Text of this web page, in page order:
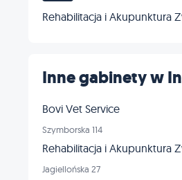
Rehabilitacja i Akupunktura
Inne gabinety w
Bovi Vet Service
Szymborska 114
Rehabilitacja i Akupunktura
Jagiellońska 27